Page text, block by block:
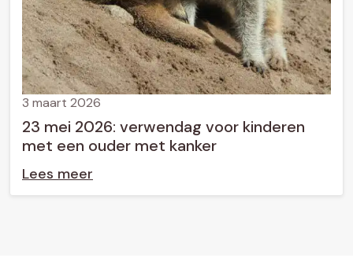
23 mei 2026: verwendag voor kinderen
met een ouder met kanker
3 maart 2026
Lees meer